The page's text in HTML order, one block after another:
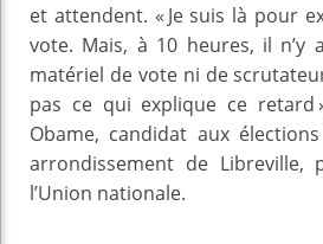
et attendent. « Je suis là pour
vote. Mais, à 10 heures, il n’y
matériel de vote ni de
pas ce qui explique ce retard
Obame, candidat aux
arrondissement de
l’Union nationale.